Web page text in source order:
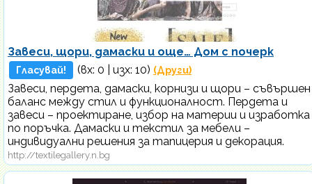
Завеси, щори, дамаски и още… Дом с почерк
Гласувай! (вх: 0 | изх: 10) (Други)
Завеси, пердета, дамаски, корнизи и щори – съвършен
баланс между стил и функционалност. Пердета и
завеси – проектиране, избор на материи и изработка
по поръчка. Дамаски и текстил за мебели –
индивидуални решения за тапицерия и декорация.
http://textilegallery.n.bg